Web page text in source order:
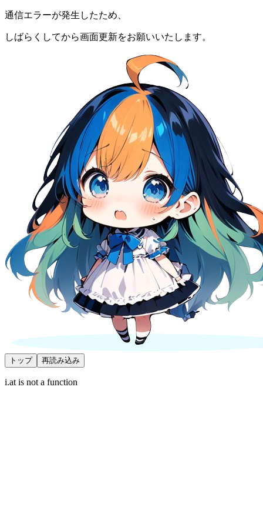
通信エラーが発生したため、
しばらくしてから画面更新をお願いいたします。
トップ 再読み込み
i.at is not a function